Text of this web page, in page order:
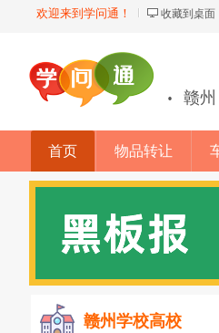
欢迎来到学问通！ 收藏到桌面
· 赣州
首页 物品转让
店铺
赣州学校高校